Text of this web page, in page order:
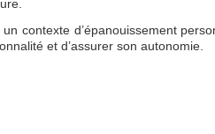
contexte d’épanouissement
et d’assurer son autonomie.